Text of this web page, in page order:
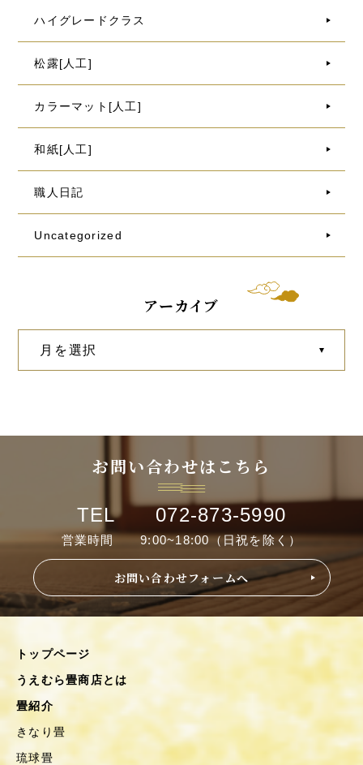
ハイグレードクラス
松露[人工]
カラーマット[人工]
和紙[人工]
職人日記
Uncategorized
アーカイブ
お問い合わせはこちら
TEL 072-873-5990
営業時間 9:00~18:00（日祝を除く）
お問い合わせフォームへ
トップページ
うえむら畳商店とは
畳紹介
きなり畳
琉球畳